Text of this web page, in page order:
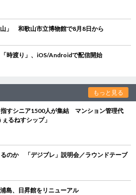
」 和歌山市立博物館で8月8日から
時渡り」、iOS/Androidで配信開始
もっと見る
指すシニア1500人が集結 マンション管理代
るねすシップ」
のか 「デジブレ」説明会／ラウンドテーブ
島、日昇館をリニューアル